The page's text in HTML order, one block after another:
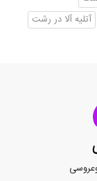
آتلیه آلا در رشت